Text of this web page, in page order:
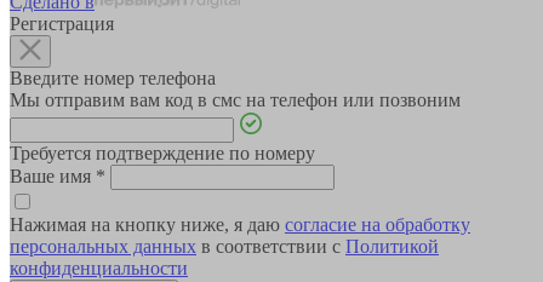
Регистрация
Введите номер телефона
Мы отправим вам код в смс на телефон или позвоним
Требуется подтверждение по номеру
Ваше имя *
Нажимая на кнопку ниже, я даю согласие на обработку
персональных данных в соответствии с Политикой
конфиденциальности